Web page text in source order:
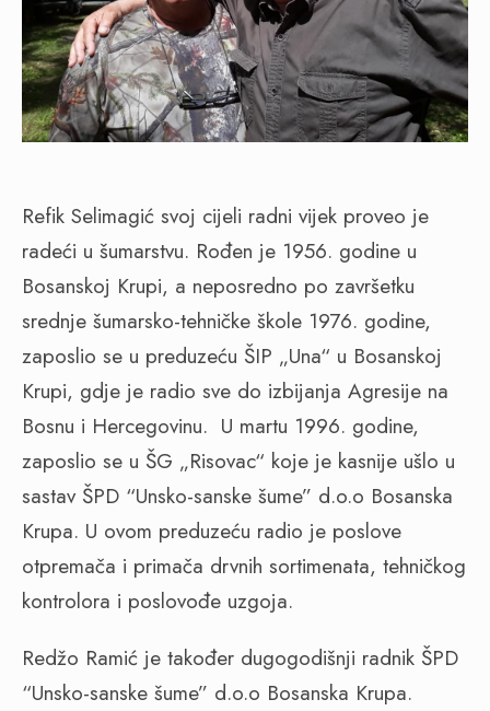
Refik Selimagić svoj cijeli radni vijek proveo je
radeći u šumarstvu. Rođen je 1956. godine u
Bosanskoj Krupi, a neposredno po završetku
srednje šumarsko-tehničke škole 1976. godine,
zaposlio se u preduzeću ŠIP „Una“ u Bosanskoj
Krupi, gdje je radio sve do izbijanja Agresije na
Bosnu i Hercegovinu. U martu 1996. godine,
zaposlio se u ŠG „Risovac“ koje je kasnije ušlo u
sastav ŠPD “Unsko-sanske šume” d.o.o Bosanska
Krupa. U ovom preduzeću radio je poslove
otpremača i primača drvnih sortimenata, tehničkog
kontrolora i poslovođe uzgoja.
Redžo Ramić je također dugogodišnji radnik ŠPD
“Unsko-sanske šume” d.o.o Bosanska Krupa.